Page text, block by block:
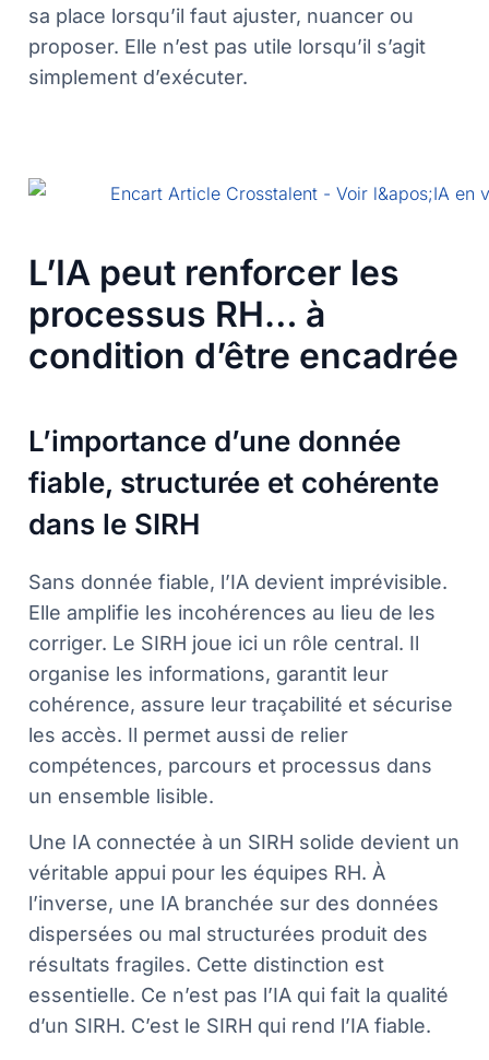
sa place lorsqu’il faut ajuster, nuancer ou
proposer. Elle n’est pas utile lorsqu’il s’agit
simplement d’exécuter.
L’IA peut renforcer les
processus RH… à
condition d’être encadrée
L’importance d’une donnée
fiable, structurée et cohérente
dans le SIRH
Sans donnée fiable, l’IA devient imprévisible.
Elle amplifie les incohérences au lieu de les
corriger. Le SIRH joue ici un rôle central. Il
organise les informations, garantit leur
cohérence, assure leur traçabilité et sécurise
les accès. Il permet aussi de relier
compétences, parcours et processus dans
un ensemble lisible.
Une IA connectée à un SIRH solide devient un
véritable appui pour les équipes RH. À
l’inverse, une IA branchée sur des données
dispersées ou mal structurées produit des
résultats fragiles. Cette distinction est
essentielle. Ce n’est pas l’IA qui fait la qualité
d’un SIRH. C’est le SIRH qui rend l’IA fiable.